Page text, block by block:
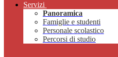
Servizi
Panoramica
Famiglie e studenti
Personale scolastico
Percorsi di studio